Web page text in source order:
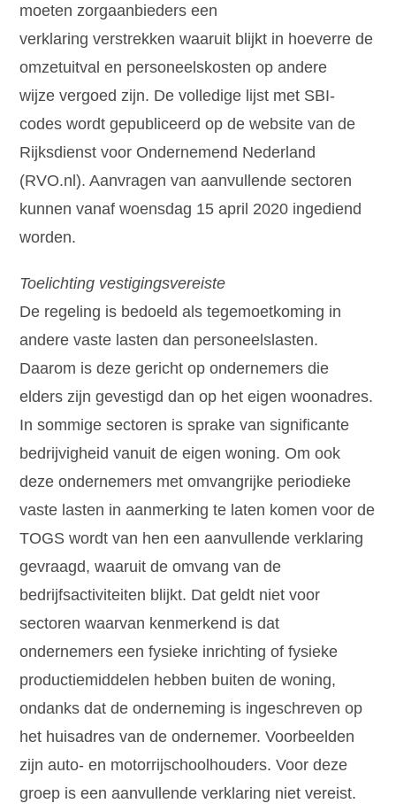
moeten zorgaanbieders een
verklaring verstrekken waaruit blijkt in hoeverre de
omzetuitval en personeelskosten op andere
wijze vergoed zijn. De volledige lijst met SBI-
codes wordt gepubliceerd op de website van de
Rijksdienst voor Ondernemend Nederland
(RVO.nl). Aanvragen van aanvullende sectoren
kunnen vanaf woensdag 15 april 2020 ingediend
worden.
Toelichting vestigingsvereiste
De regeling is bedoeld als tegemoetkoming in
andere vaste lasten dan personeelslasten.
Daarom is deze gericht op ondernemers die
elders zijn gevestigd dan op het eigen woonadres.
In sommige sectoren is sprake van significante
bedrijvigheid vanuit de eigen woning. Om ook
deze ondernemers met omvangrijke periodieke
vaste lasten in aanmerking te laten komen voor de
TOGS wordt van hen een aanvullende verklaring
gevraagd, waaruit de omvang van de
bedrijfsactiviteiten blijkt. Dat geldt niet voor
sectoren waarvan kenmerkend is dat
ondernemers een fysieke inrichting of fysieke
productiemiddelen hebben buiten de woning,
ondanks dat de onderneming is ingeschreven op
het huisadres van de ondernemer. Voorbeelden
zijn auto- en motorrijschoolhouders. Voor deze
groep is een aanvullende verklaring niet vereist.